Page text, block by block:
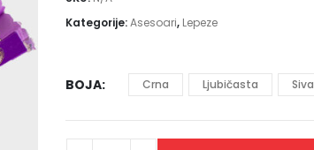
Kategorije:Asesoari, Lepeze
BOJA Crna Ljubičasta Siva